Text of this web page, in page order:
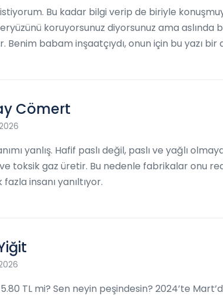
Bu kadar bilgi verip de biriyle
koruyorsunuz diyorsunuz ama
Benim babam inşaatçıydı, onun için bu yazı bir
Cömert
yanlış. Hafif paslı değil, paslı ve yağlı
toksik gaz üretir. Bu nedenle fabrikalar onu
insanı yanıltıyor.
TL mi? Sen neyin peşindesin? 2024’te